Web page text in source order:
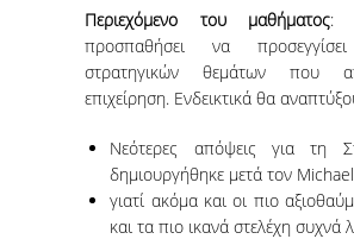
SCIENTIFIC ASSOCIATES
LABORATORIAL TEACHING
PHD CANDIDATES
UNDERGRADUATE STUDIES
Περιεχόμενο του μαθήματος:
προσπαθήσει να
στρατηγικών θεμάτων που
επιχείρηση. Ενδεικτικά θα
Νεότερες απόψεις για τη
δημιουργήθηκε μετά τον
γιατί ακόμα και οι πιο
και τα πιο ικανά στελέχη συχνά